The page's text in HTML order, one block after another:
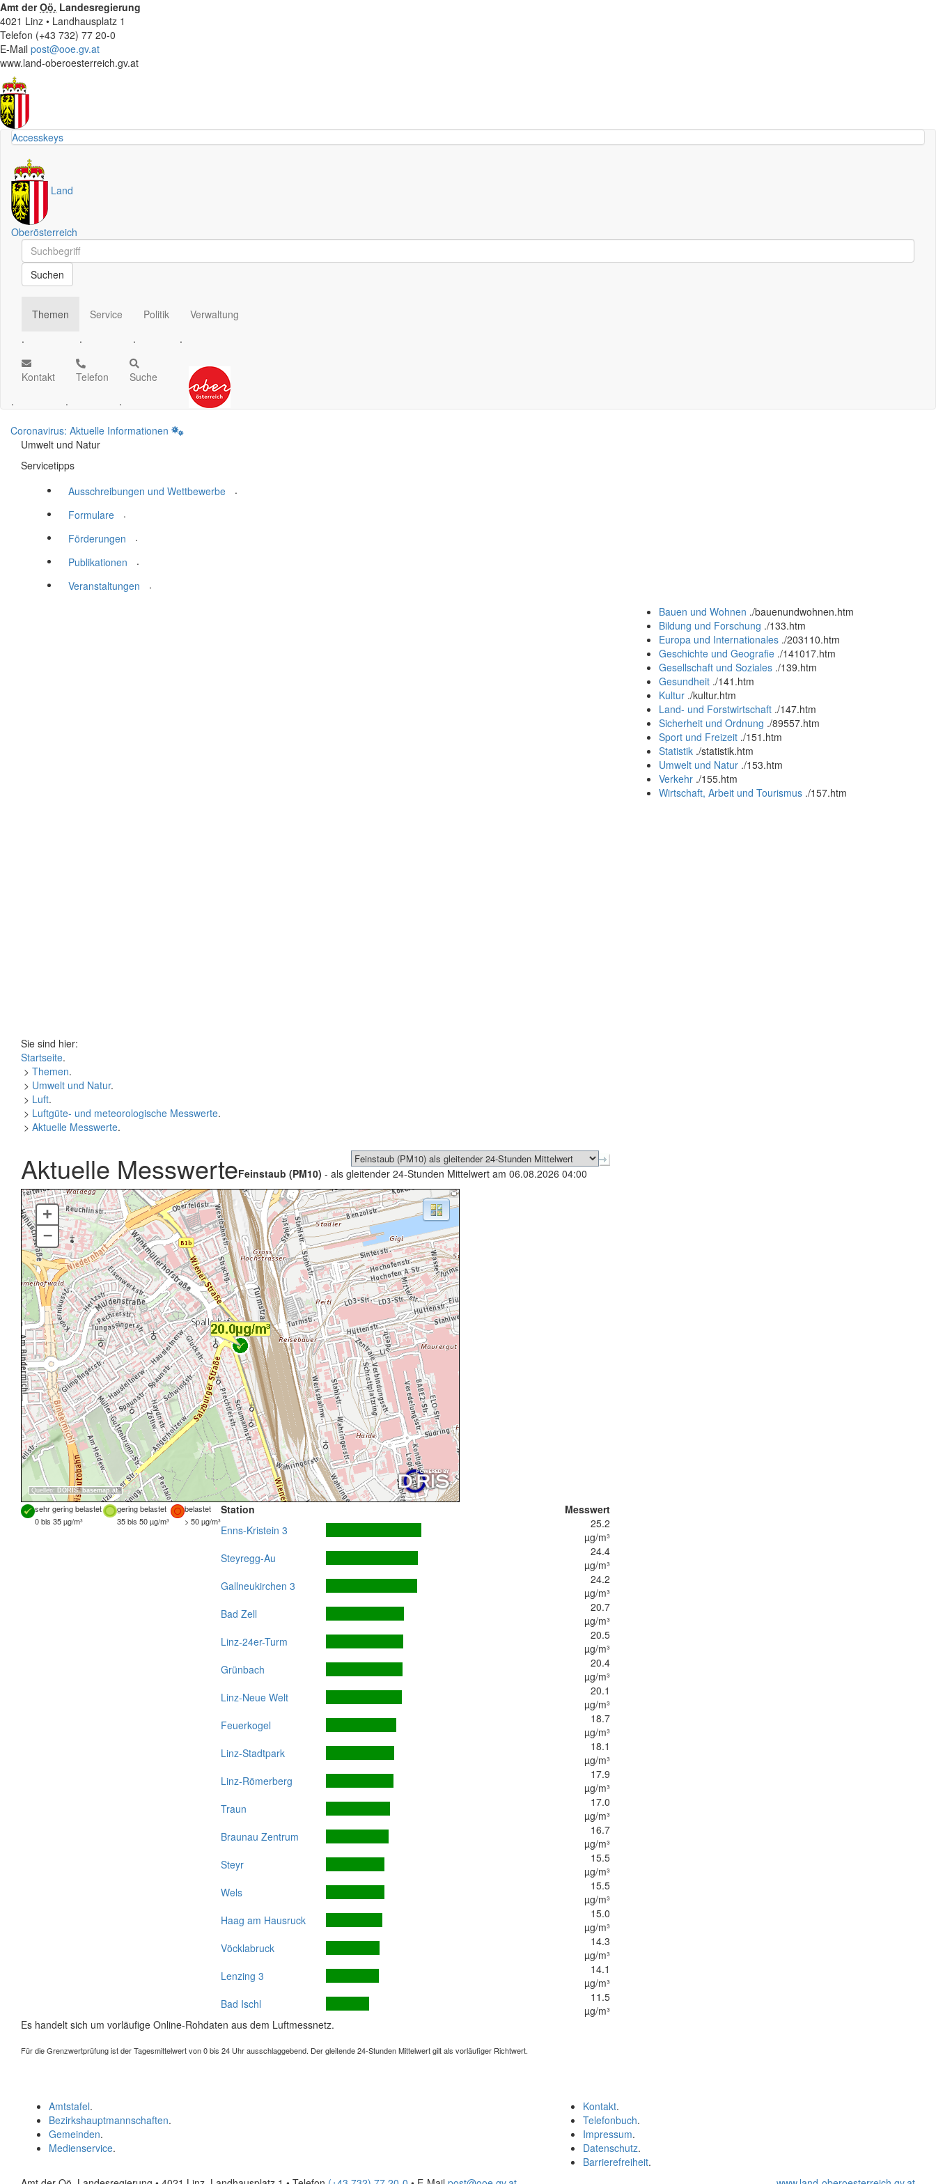
Amt derOö. Landesregierung
4021 Linz • Landhausplatz 1
Telefon (+43 732) 77 20-0
E-Mail post@ooe.gv.at
www.land-oberoesterreich.gv.at
Accesskeys
Land
Oberösterreich
Schnellsuche
Schnellsuche
Suchen
Themen
.
Service
.
Politik
.
Verwaltung
.
Kontakt
.
Telefon
.
Suche
.
Coronavirus: Aktuelle Informationen
Umwelt und Natur
Servicetipps
Ausschreibungen und Wettbewerbe
.
Formulare
.
Förderungen
.
Publikationen
.
Veranstaltungen
.
Bauen und Wohnen ./bauenundwohnen.htm
Bildung und Forschung ./133.htm
Europa und Internationales ./203110.htm
Geschichte und Geografie ./141017.htm
Gesellschaft und Soziales ./139.htm
Gesundheit ./141.htm
Kultur ./kultur.htm
Land- und Forstwirtschaft ./147.htm
Sicherheit und Ordnung ./89557.htm
Sport und Freizeit ./151.htm
Statistik ./statistik.htm
Umwelt und Natur ./153.htm
Verkehr ./155.htm
Wirtschaft, Arbeit und Tourismus ./157.htm
Sie sind hier:
Startseite.
> Themen.
> Umwelt und Natur.
> Luft.
> Luftgüte- und meteorologische Messwerte.
> Aktuelle Messwerte.
Aktuelle MesswerteFeinstaub (PM10) - als gleitender 24-Stunden Mittelwert am 06.08.2026 04:00
Quellen: DORIS, basemap.at
+
–
sehr gering belastet gering belastet
belastet
0 bis 35 µg/m³
35 bis 50 µg/m³ > 50 µg/m³
Station
Messwert
Enns-Kristein 3
25.2
µg/m³
Steyregg-Au
24.4
µg/m³
Gallneukirchen 3
24.2
µg/m³
Bad Zell
20.7
µg/m³
Linz-24er-Turm
20.5
µg/m³
Grünbach
20.4
µg/m³
Linz-Neue Welt
20.1
µg/m³
Feuerkogel
18.7
µg/m³
Linz-Stadtpark
18.1
µg/m³
Linz-Römerberg
17.9
µg/m³
Traun
17.0
µg/m³
Braunau Zentrum
16.7
µg/m³
Steyr
15.5
µg/m³
Wels
15.5
µg/m³
Haag am Hausruck
15.0
µg/m³
Vöcklabruck
14.3
µg/m³
Lenzing 3
14.1
µg/m³
Bad Ischl
11.5
µg/m³
Es handelt sich um vorläufige Online-Rohdaten aus dem Luftmessnetz.
Für die Grenzwertprüfung ist der Tagesmittelwert von 0 bis 24 Uhr ausschlaggebend. Der gleitende 24-Stunden Mittelwert gilt als vorläufiger Richtwert.
Kontakt.
Telefonbuch.
Impressum.
Datenschutz.
Barrierefreiheit.
Amtstafel.
Bezirkshauptmannschaften.
Gemeinden.
Medienservice.